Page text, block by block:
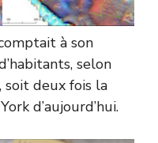
à son
selon
deux fois la
d’aujourd’hui.